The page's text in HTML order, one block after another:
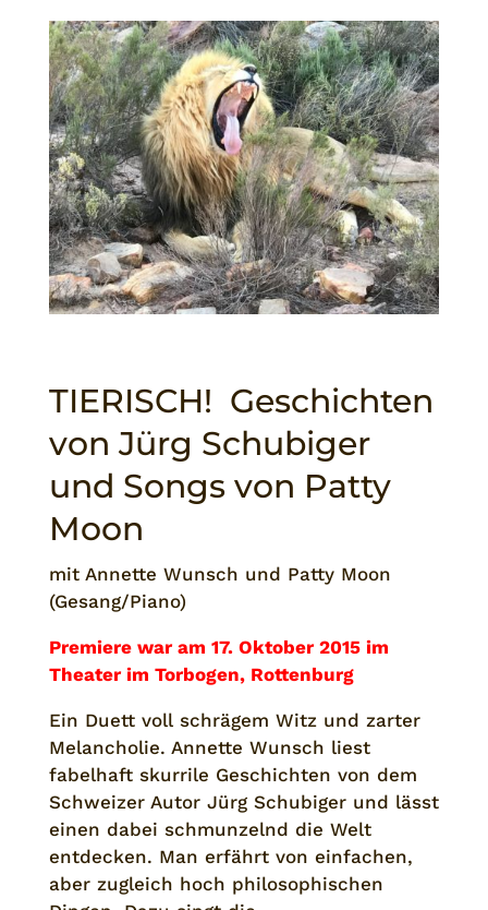
TIERISCH! Geschichten
von Jürg Schubiger
und Songs von Patty
Moon
mit Annette Wunsch und Patty Moon
(Gesang/Piano)
Premiere war am 17. Oktober 2015 im
Theater im Torbogen, Rottenburg
Ein Duett voll schrägem Witz und zarter
Melancholie. Annette Wunsch liest
fabelhaft skurrile Geschichten von dem
Schweizer Autor Jürg Schubiger und lässt
einen dabei schmunzelnd die Welt
entdecken. Man erfährt von einfachen,
aber zugleich hoch philosophischen